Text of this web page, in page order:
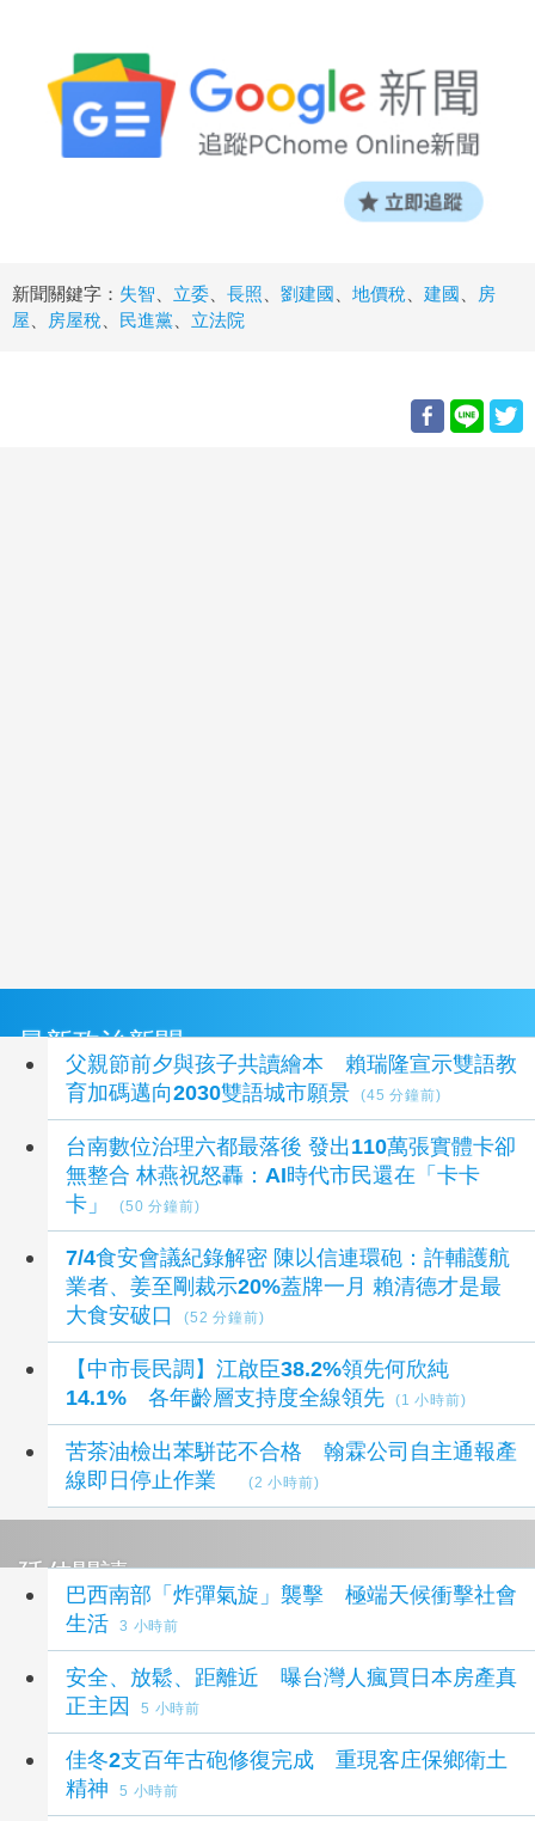
新聞關鍵字： 失智 立委 長照 劉建國 地價稅 建國
房
屋
房屋稅 民進黨 立法院
最新政治新聞
父親節前夕與孩子共讀繪本 賴瑞隆宣示雙語教
育加碼邁向2030雙語城市願景
(45 分鐘前)
台南數位治理六都最落後 發出110萬張實體卡卻
無整合 林燕祝怒轟：AI時代市民還在「卡卡
卡」
(50 分鐘前)
7/4食安會議紀錄解密 陳以信連環砲：許輔護航
業者、姜至剛裁示20%蓋牌一月 賴清德才是最
大食安破口
(52 分鐘前)
【中市長民調】江啟臣38.2%領先何欣純
14.1% 各年齡層支持度全線領先
(1 小時前)
苦茶油檢出苯駢芘不合格 翰霖公司自主通報產
線即日停止作業
(2 小時前)
延伸閱讀
巴西南部「炸彈氣旋」襲擊 極端天候衝擊社會
生活
3 小時前
安全、放鬆、距離近 曝台灣人瘋買日本房產真
正主因
5 小時前
佳冬2支百年古砲修復完成 重現客庄保鄉衛土
精神
5 小時前